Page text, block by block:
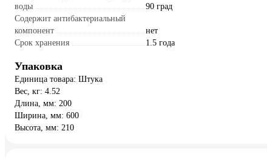
воды
90 град
Содержит антибактериальный
компонент
нет
Срок хранения
1.5 года
Упаковка
Единица товара: Штука
Вес, кг: 4.52
Длина, мм: 200
Ширина, мм: 600
Высота, мм: 210